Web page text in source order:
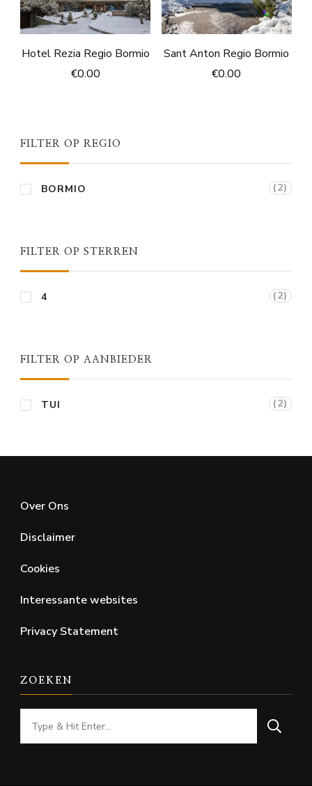
Hotel Rezia Regio Bormio
€0.00
Sant Anton Regio Bormio
€0.00
FILTER OP REGIO
BORMIO (2)
FILTER OP STERREN
4 (2)
FILTER OP AANBIEDER
TUI (2)
Over Ons
Disclaimer
Cookies
Interessante websites
Privacy Statement
ZOEKEN
Looking
for